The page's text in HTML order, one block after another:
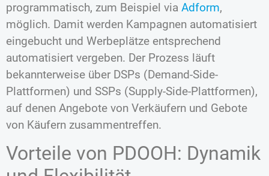
programmatisch, zum Beispiel via Adform,
möglich. Damit werden Kampagnen automatisiert
eingebucht und Werbeplätze entsprechend
automatisiert vergeben. Der Prozess läuft
bekannterweise über DSPs (Demand-Side-
Plattformen) und SSPs (Supply-Side-Plattformen),
auf denen Angebote von Verkäufern und Gebote
von Käufern zusammentreffen.
Vorteile von PDOOH: Dynamik